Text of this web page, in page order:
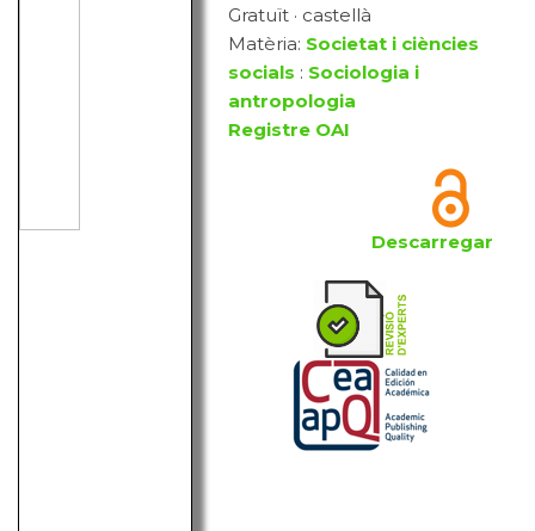
Gratuït · castellà
Matèria: Societat i ciències
socials : Sociologia i
antropologia
Registre OAI
Descarregar